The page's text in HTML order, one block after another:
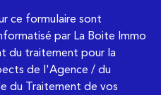
ce formulaire sont
par La Boite Immo
du traitement pour la
de l'Agence / du
du Traitement de vos